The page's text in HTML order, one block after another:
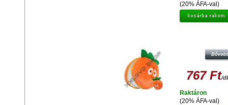
(20% ÁFA-val)
767 Ft/
(20% ÁFA-val)
Raktáron